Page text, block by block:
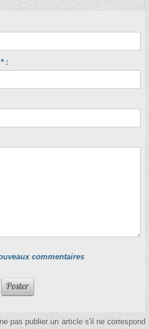
:
commentaires
pas publier un article s'il ne correspond